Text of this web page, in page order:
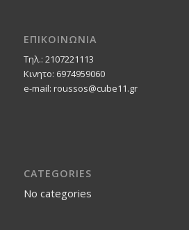
ΕΠΙΚΟΙΝΩΝΙΑ
Τηλ.: 2107221113
Κινητο: 6974959060
e-mail: roussos@cube11.gr
CATEGORIES
No categories